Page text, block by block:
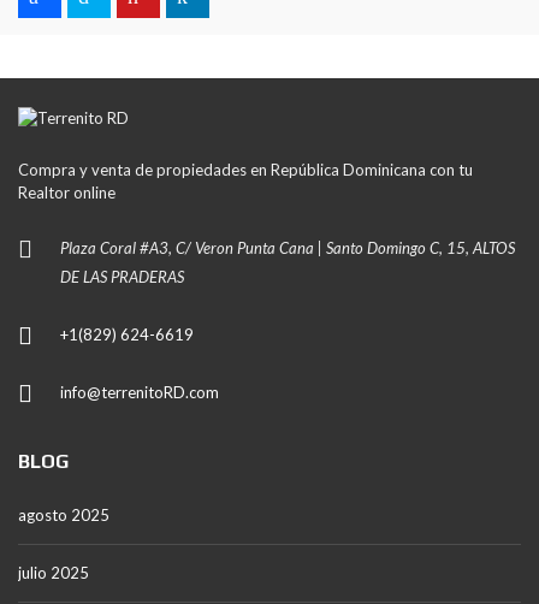
Compra y venta de propiedades en República Dominicana con tu
Realtor online
Plaza Coral #A3, C/ Veron Punta Cana | Santo Domingo C, 15, ALTOS
DE LAS PRADERAS
+1(829) 624-6619
info@terrenitoRD.com
BLOG
agosto 2025
julio 2025